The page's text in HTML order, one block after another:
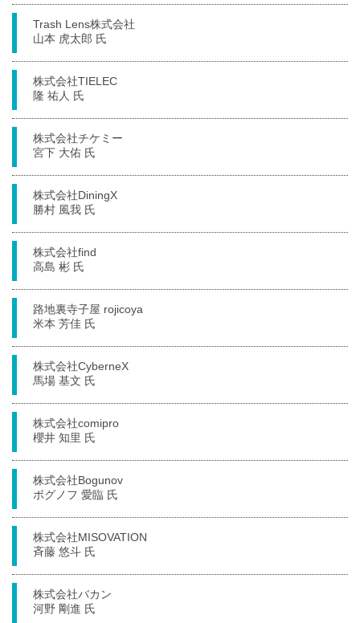
Trash Lens株式会社
山本 虎太郎 氏
株式会社TIELEC
隆 祐人 氏
株式会社チケミー
宮下 大佑 氏
株式会社DiningX
勝村 風我 氏
株式会社find
高島 彬 氏
路地裏寺子屋 rojicoya
米本 芳佳 氏
株式会社CyberneX
馬場 基文 氏
株式会社comipro
櫻井 知里 氏
株式会社Bogunov
ボグノフ 愛臨 氏
株式会社MISOVATION
斉藤 悠斗 氏
株式会社バカン
河野 剛進 氏